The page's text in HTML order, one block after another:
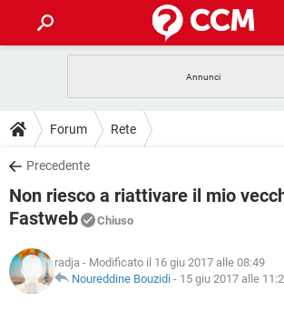
INTRATTENIMENTO
iOS
INSTAGRAM WHATSAPP
TIKTOK
HARDWARE
GUIDE
COVID-19
iOS
TIKTOK FACEBOOK
DOWNLOAD
COVID-19 GAMING
INTRATTENIMENTO
iOS WINDOWS 10
INSTAGRAM
FORUM
INTRATTENIMENTO ANDROID
GLOSSARIO
COVID-19
Forum Rete
Precedente
Non riesco a riattivare il mio
Fastweb
Chiuso
radja - Modificato il 16 giu 2017 alle 08:49
Noureddine Bouzidi - 15 giu 2017 alle